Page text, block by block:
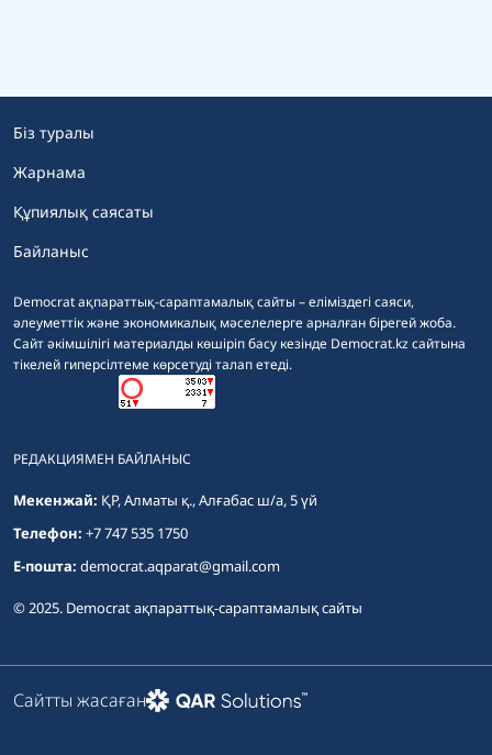
Democrat ақпараттық-сараптамалық сайты – еліміздегі саяси,
әлеуметтік және экономикалық мәселелерге арналған бірегей жоба.
Сайт әкімшілігі материалды көшіріп басу кезінде Democrat.kz сайтына
тікелей гиперсілтеме көрсетуді талап етеді.
Біз туралы
Жарнама
Құпиялық саясаты
Байланыс
РЕДАКЦИЯМЕН БАЙЛАНЫС
Мекенжай: ҚР, Алматы қ., Алғабас ш/а, 5 үй
Телефон: +7 747 535 1750
E-пошта: democrat.aqparat@gmail.com
© 2025. Democrat ақпараттық-сараптамалық сайты
Сайтты жасаған